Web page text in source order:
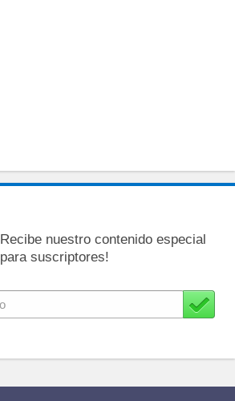
Recibe nuestro contenido especial
para suscriptores!